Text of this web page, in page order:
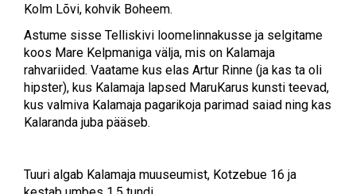
Kolm Lõvi, kohvik Boheem.
Astume sisse Telliskivi loomelinnakusse ja selgitame
koos Mare Kelpmaniga välja, mis on Kalamaja
rahvariided. Vaatame kus elas Artur Rinne (ja kas ta oli
hipster), kus Kalamaja lapsed MaruKarus kunsti teevad,
kus valmiva Kalamaja pagarikoja parimad saiad ning kas
Kalaranda juba pääseb.
Tuuri algab Kalamaja muuseumist, Kotzebue 16 ja